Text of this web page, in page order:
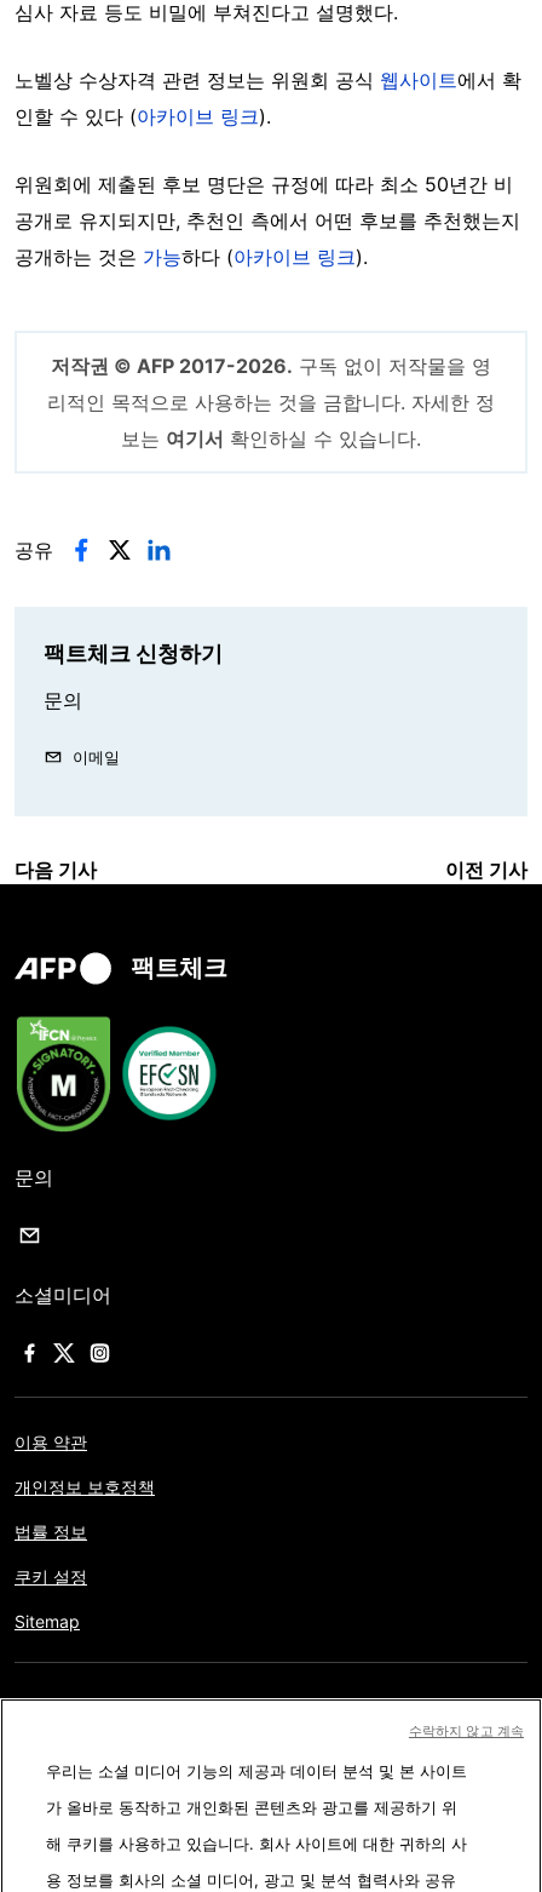
심사 자료 등도 비밀에 부쳐진다고 설명했다.
노벨상 수상자격 관련 정보는 위원회 공식 웹사이트에서 확
인할 수 있다 (아카이브 링크).
위원회에 제출된 후보 명단은 규정에 따라 최소 50년간 비
공개로 유지되지만, 추천인 측에서 어떤 후보를 추천했는지
공개하는 것은 가능하다 (아카이브 링크).
저작권 © AFP 2017-2026. 구독 없이 저작물을 영
리적인 목적으로 사용하는 것을 금합니다. 자세한 정
보는 여기서 확인하실 수 있습니다.
공유
팩트체크 신청하기
문의
이메일
다음 기사 이전 기사
팩트체크
문의
소셜미디어
이용 약관
개인정보 보호정책
법률 정보
쿠키 설정
Sitemap
AFP와 계약 없이 저작물의 일부나 전체를 복사, 출판, 방송하는 것은
엄격히 금합니다. 팩트체킹 콘텐츠 내에 묘사된 부분과 링크 형태로
첨부된 부분은 관련 정보의 이해를 돕기 위한 것입니다. AFP는 서드
우리는 소셜 미디어 기능의 제공과 데이터 분석 및 본 사이트
가 올바로 동작하고 개인화된 콘텐츠와 광고를 제공하기 위
해 쿠키를 사용하고 있습니다. 회사 사이트에 대한 귀하의 사
용 정보를 회사의 소셜 미디어, 광고 및 분석 협력사와 공유
수락하지 않고 계속